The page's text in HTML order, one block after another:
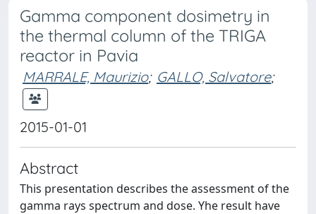
Gamma component dosimetry in
the thermal column of the TRIGA
reactor in Pavia
MARRALE, Maurizio; GALLO, Salvatore;
2015-01-01
Abstract
This presentation describes the assessment of the
gamma rays spectrum and dose. Yhe result have